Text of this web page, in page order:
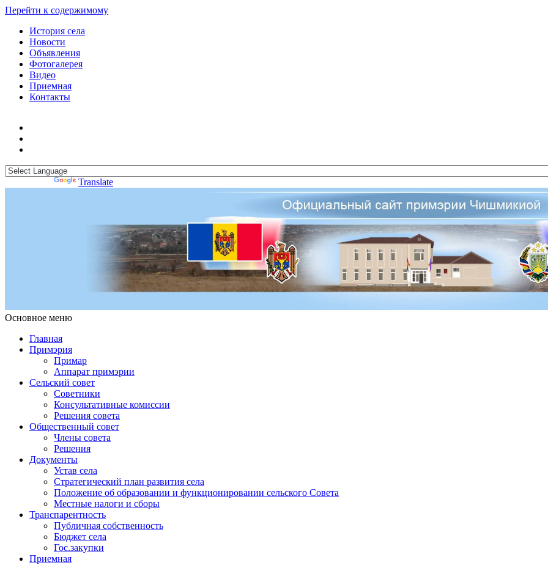
Перейти к содержимому
История села
Новости
Объявления
Фотогалерея
Видео
Приемная
Контакты
Translate
Основное меню
Примэрия Чишмикиой
Главная
Примэрия
Примар
Аппарат примэрии
Сельский совет
Советники
Консультативные комиссии
Решения совета
Общественный совет
Члены совета
Решения
Документы
Устав села
Стратегический план развития села
Положение об образовании и функционировании сельского Совета
Местные налоги и сборы
Транспарентность
Публичная собственность
Бюджет села
Гос.закупки
Приемная